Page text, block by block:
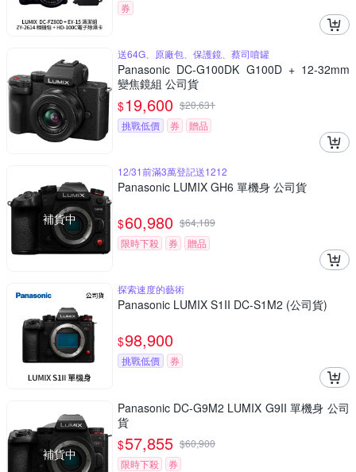
券
送64G、原廠包、保護鏡、蔡司噴罐
Panasonic DC-G100DK G100D + 12-32mm
變焦鏡組 公司貨
$19,600 $20,631
挑戰低價
券 贈品
補貨中
12/31前滿3萬登記送1212
Panasonic LUMIX GH6 單機身 公司貨
$60,980 $64,189
限時下殺
券 贈品
探索速度的藝術
Panasonic LUMIX S1II DC-S1M2 (公司貨)
$98,900
挑戰低價 券
補貨中
Panasonic DC-G9M2 LUMIX G9II 單機身 公司
貨
$57,855 $60,900
限時下殺
券